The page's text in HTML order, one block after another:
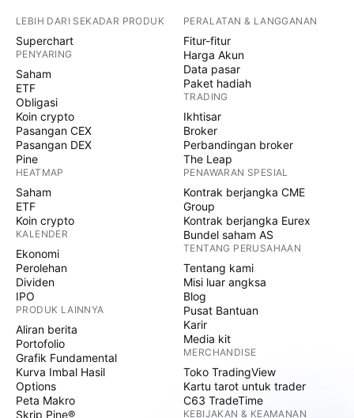
LEBIH DARI SEKADAR PRODUK
Superchart
PENYARING
Saham
ETF
Obligasi
Koin crypto
Pasangan CEX
Pasangan DEX
Pine
HEATMAP
Saham
ETF
Koin crypto
KALENDER
Ekonomi
Perolehan
Dividen
IPO
PRODUK LAINNYA
Aliran berita
Portofolio
Grafik Fundamental
Kurva Imbal Hasil
Options
Peta Makro
Skrip Pine®
PERALATAN & LANGGANAN
Fitur-fitur
Harga Akun
Data pasar
Paket hadiah
TRADING
Ikhtisar
Broker
Perbandingan broker
The Leap
PENAWARAN SPESIAL
Kontrak berjangka CME
Group
Kontrak berjangka Eurex
Bundel saham AS
TENTANG PERUSAHAAN
Tentang kami
Misi luar angksa
Blog
Pusat Bantuan
Karir
Media kit
MERCHANDISE
Toko TradingView
Kartu tarot untuk trader
C63 TradeTime
KEBIJAKAN & KEAMANAN